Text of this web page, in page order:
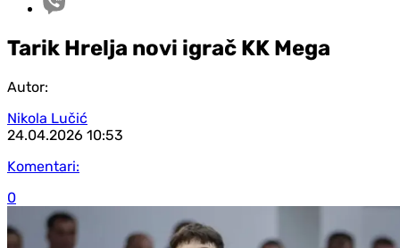
Tarik Hrelja novi igrač KK Mega
Autor:
Nikola Lučić
24.04.2026 10:53
Komentari:
0